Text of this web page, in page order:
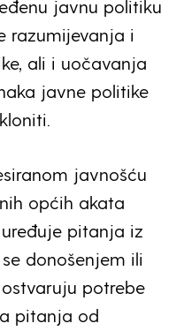
javnu politiku
razumijevanja i
ali i uočavanja
javne politike
javnošću
općih akata
pitanja iz
donošenjem ili
potrebe
pitanja od